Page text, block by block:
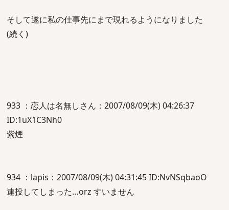
そして遂に私の仕事先にまで現れるようになりました
(続く)
933 ：恋人は名無しさん：2007/08/09(木) 04:26:37
ID:1uX1C3Nh0
紫煙
934 ：lapis：2007/08/09(木) 04:31:45 ID:NvNSqbaoO
連投してしまった…orz すいません